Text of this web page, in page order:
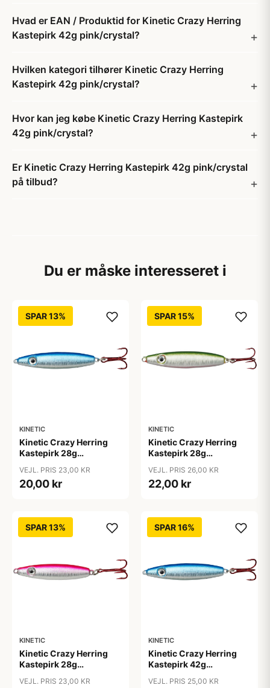
Hvad er EAN / Produktid for Kinetic Crazy Herring
Kastepirk 42g pink/crystal?
Hvilken kategori tilhører Kinetic Crazy Herring
Kastepirk 42g pink/crystal?
Hvor kan jeg købe Kinetic Crazy Herring Kastepirk
42g pink/crystal?
Er Kinetic Crazy Herring Kastepirk 42g pink/crystal
på tilbud?
Du er måske interesseret i
SPAR 13%
KINETIC
Kinetic Crazy Herring
Kastepirk 28g
VEJL. PRIS 23,00 KR
20,00 kr
SPAR 15%
KINETIC
Kinetic Crazy Herring
Kastepirk 28g
VEJL. PRIS 26,00 KR
22,00 kr
SPAR 13%
KINETIC
Kinetic Crazy Herring
Kastepirk 28g
VEJL. PRIS 23,00 KR
SPAR 16%
KINETIC
Kinetic Crazy Herring
Kastepirk 42g
VEJL. PRIS 25,00 KR